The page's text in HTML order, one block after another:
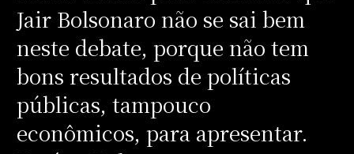
Jair Bolsonaro não se sai bem
neste debate, porque não tem
bons resultados de políticas
públicas, tampouco
econômicos, para apresentar.